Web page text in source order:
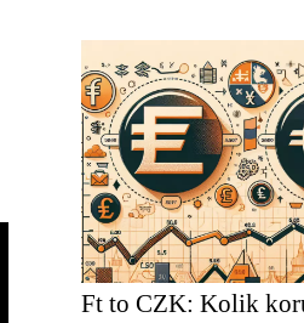
Ft to CZK: Kolik